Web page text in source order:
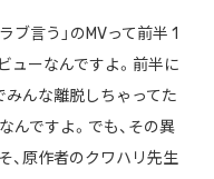
ブ言う」のMVって前半 1
ューなんですよ。前半に
みんな離脱しちゃってた
んですよ。でも、その異
、原作者のクワハリ先生